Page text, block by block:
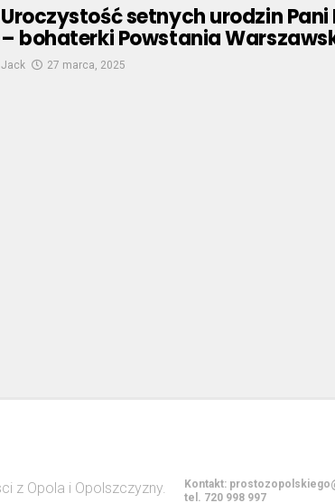
Uroczystość setnych urodzin Pani
– bohaterki Powstania
Jack 27 marca, 2025
Kontakt:
tel. 720 998 997